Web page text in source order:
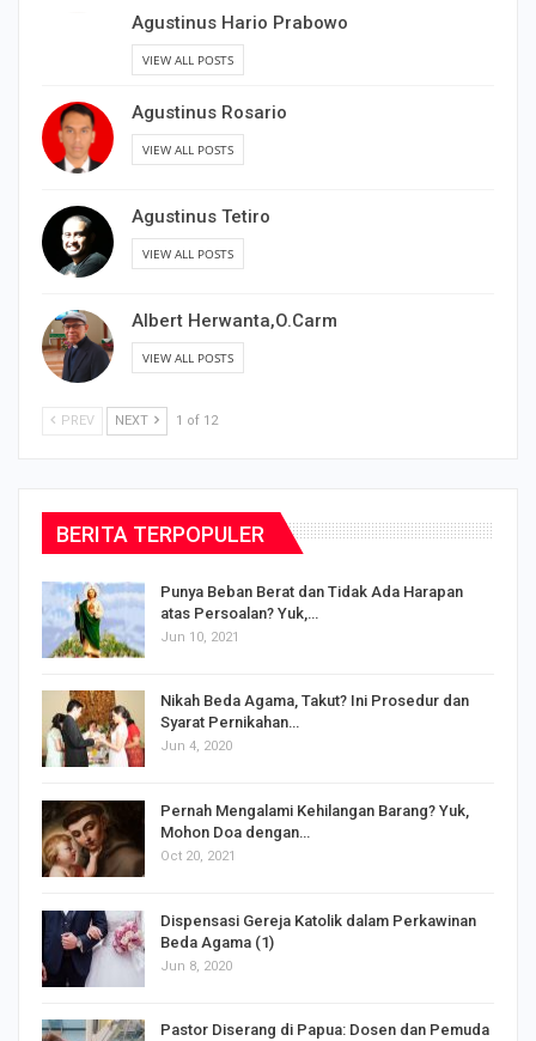
Agustinus Hario Prabowo
VIEW ALL POSTS
Agustinus Rosario
VIEW ALL POSTS
Agustinus Tetiro
VIEW ALL POSTS
Albert Herwanta,O.Carm
VIEW ALL POSTS
PREV NEXT 1 of 12
BERITA TERPOPULER
Punya Beban Berat dan Tidak Ada Harapan
atas Persoalan? Yuk,…
Jun 10, 2021
Nikah Beda Agama, Takut? Ini Prosedur dan
Syarat Pernikahan…
Jun 4, 2020
Pernah Mengalami Kehilangan Barang? Yuk,
Mohon Doa dengan…
Oct 20, 2021
Dispensasi Gereja Katolik dalam Perkawinan
Beda Agama (1)
Jun 8, 2020
Pastor Diserang di Papua: Dosen dan Pemuda